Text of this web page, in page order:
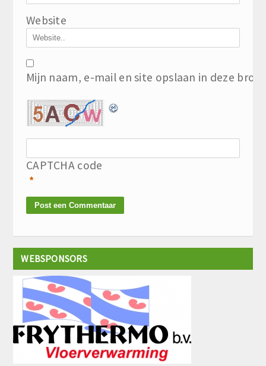
Website
Mijn naam, e-mail en site opslaan in deze
CAPTCHA code
*
WEBSPONSORS